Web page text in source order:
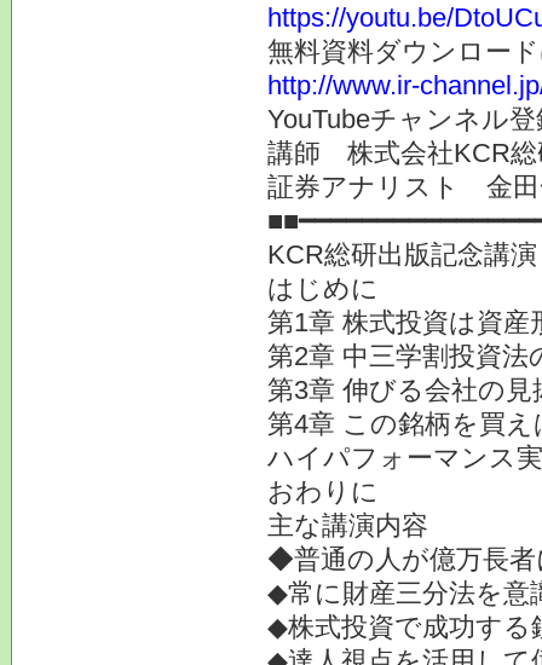
https://youtu.be/
無料資料ダウンロー
http://www.ir-
YouTubeチャンネル
講師 株式会社KCR
証券アナリスト 金
KCR総研出版記念
はじめに
第1章 株式投資は資
第2章 中三学割投資
第3章 伸びる会社の
第4章 この銘柄を買
ハイパフォーマンス
おわりに
主な講演内容
◆普通の人が億万長
◆常に財産三分法を意
◆株式投資で成功する